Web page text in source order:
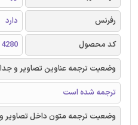
رفرنس
دارد
کد محصول
4280
وضعیت ترجمه عناوین تصاویر و
ترجمه شده است
وضعیت ترجمه متون داخل تصاویر